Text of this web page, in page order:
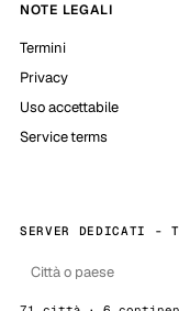
NOTE LEGALI
Termini
Privacy
Uso accettabile
Service terms
SERVER DEDICATI -